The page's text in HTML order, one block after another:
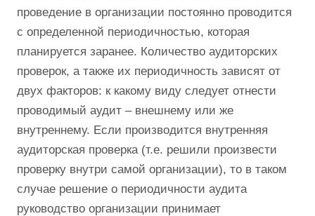
проведение в организации постоянно проводится
с определенной периодичностью, которая
планируется заранее. Количество аудиторских
проверок, а также их периодичность зависят от
двух факторов: к какому виду следует отнести
проводимый аудит – внешнему или же
внутреннему. Если производится внутренняя
аудиторская проверка (т.е. решили произвести
проверку внутри самой организации), то в таком
случае решение о периодичности аудита
руководство организации принимает